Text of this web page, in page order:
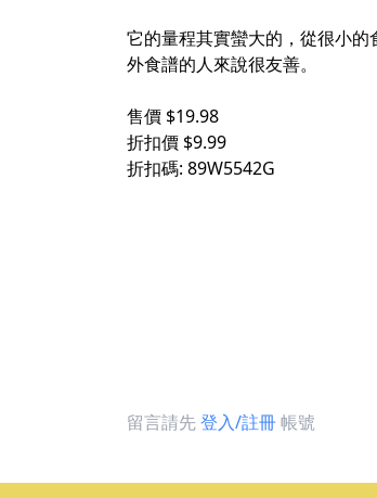
它的量程其實蠻大的，從很小
外食譜的人來說很友善。
售價 $19.98
折扣價 $9.99
折扣碼: 89W5542G
留言請先登入/註冊帳號